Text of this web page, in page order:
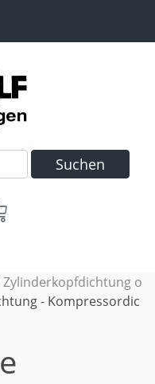
Suchen
Zylinderkopfdichtung o
- Kompressordic